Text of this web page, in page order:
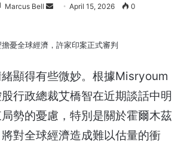
Marcus Bell
Send April 15, 2026 0
顯得有些微妙。根據Misryoum
行政總裁艾橋智在近期談話中明
勢的憂慮，特別是關於霍爾木茲
對全球經濟造成難以估量的衝